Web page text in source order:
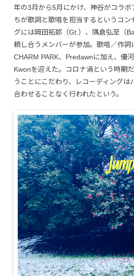
年の3月から5月にかけ、神谷がコラ
ちが歌詞と歌唱を担当するというコ
グには岡田拓郎（Gt.）、隅倉弘至（
頼し合うメンバーが参加。歌唱／作
CHARM PARK、Predawnに加え、優
Kwonを迎えた。コロナ渦という時期
うことにこだわり、レコーディング
合わせることなく行われたという。